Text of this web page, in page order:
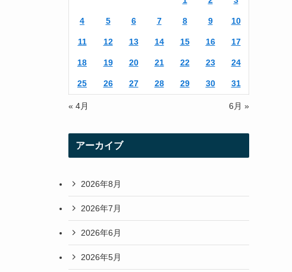
4 5 6 7 8 9 10
11 12 13 14 15 16 17
18 19 20 21 22 23 24
25 26 27 28 29 30 31
« 4月 6月 »
アーカイブ
2026年8月
2026年7月
2026年6月
2026年5月